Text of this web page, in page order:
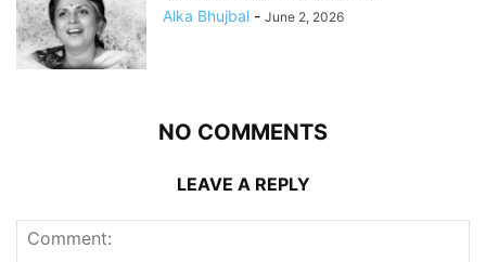
Alka Bhujbal - June 2, 2026
NO COMMENTS
LEAVE A REPLY